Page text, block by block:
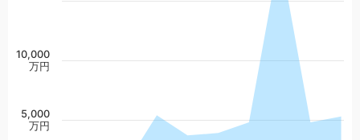
5,000
万円
10,000
万円